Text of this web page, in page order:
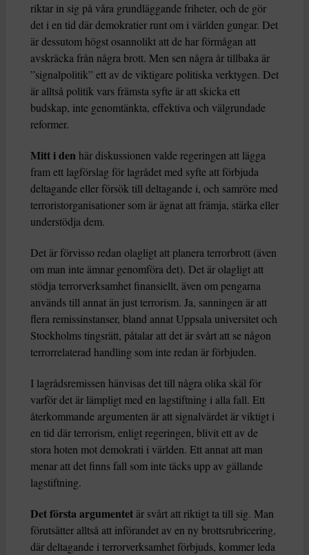
riktar in sig på våra grundläggande friheter, och de gör
det i en tid där demokratier runt om i världen gungar. Det
är dessutom högst osannolikt att de har förmågan att
avskräcka från några brott. Men sen några år tillbaka är
”signalpolitik” ett av de viktigare politiska verktygen. Det
är alltså politik vars främsta syfte är att skicka ett
budskap, inte genomtänkta, effektiva och välgrundade
reformer.
Mitt i den här diskussionen valde regeringen att lägga
fram ett lagförslag för lagrådet med syfte att förbjuda
deltagande eller försök till deltagande i, och samröre med
terroristorganisationer som är ägnat att främja, stärka eller
understödja dem.
Det är förvisso redan olagligt att planera terrorbrott (även
om man inte ämnar genomföra det). Det är olagligt att
stödja terrorverksamhet finansiellt, även om pengarna
används till annat än just terrorism. Ja, sanningen är att
flera remissinstanser, bland annat Uppsala universitet och
Stockholms tingsrätt, påtalar att det är svårt att se någon
terrorrelaterad handling som inte redan är förbjuden.
I lagrådsremissen hänvisas det till några olika skäl för
varför det är lämpligt med en lagstiftning i alla fall. Ett
återkommande argumenten är att signalvärdet är viktigt i
en tid där terrorism, enligt regeringen, blivit ett av de
stora hoten mot demokrati i världen. Ett annat att man
menar att det finns fall som inte täcks upp av gällande
lagstiftning.
Det första argumentetär svårt att riktigt ta till sig. Man
förutsätter alltså att införandet av en ny brottsrubricering,
där deltagande i terrorverksamhet förbjuds, kommer leda